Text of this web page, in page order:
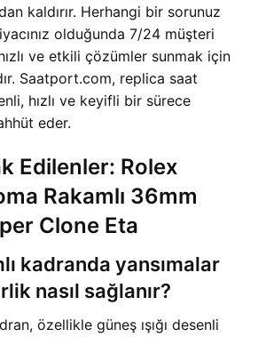
kaldırır. Herhangi bir sorunuz
olduğunda 7/24 müşteri
ve etkili çözümler sunmak için
Saatport.com, replica saat
hızlı ve keyifli bir sürece
eder.
Edilenler: Rolex
Rakamlı 36mm
Clone Eta
kadranda yansımalar
nasıl sağlanır?
özellikle güneş ışığı desenli